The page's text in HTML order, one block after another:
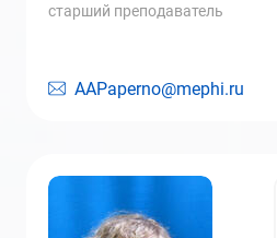
старший преподаватель
AAPaperno@mephi.ru